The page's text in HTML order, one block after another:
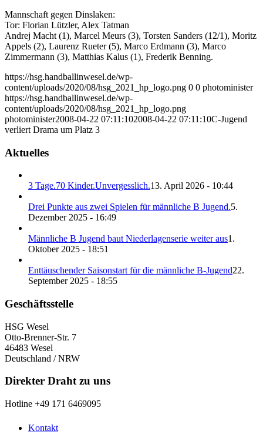
Mannschaft gegen Dinslaken:
Tor: Florian Lützler, Alex Tatman
Andrej Macht (1), Marcel Meurs (3), Torsten Sanders (12/1), Moritz
Appels (2), Laurenz Rueter (5), Marco Erdmann (3), Marco
Zimmermann (3), Matthias Kalus (1), Frederik Benning.
https://hsg.handballinwesel.de/wp-
content/uploads/2020/08/hsg_2021_hp_logo.png 0 0 photominister
https://hsg.handballinwesel.de/wp-
content/uploads/2020/08/hsg_2021_hp_logo.png
photominister2008-04-22 07:11:102008-04-22 07:11:10C-Jugend
verliert Drama um Platz 3
Aktuelles
3 Tage.70 Kinder.Unvergesslich.13. April 2026 - 10:44
Drei Punkte aus zwei Spielen für männliche B Jugend.5.
Dezember 2025 - 16:49
Männliche B Jugend baut Niederlagenserie weiter aus1.
Oktober 2025 - 18:51
Enttäuschender Saisonstart für die männliche B-Jugend22.
September 2025 - 18:55
Geschäftsstelle
HSG Wesel
Otto-Brenner-Str. 7
46483 Wesel
Deutschland / NRW
Direkter Draht zu uns
Hotline +49 171 6469095
Kontakt